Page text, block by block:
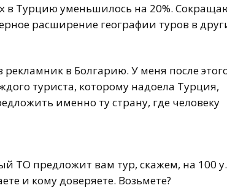
в Турцию уменьшилось на 20%.
расширение географии туров в
в Болгарию. У меня после
туриста, которому надоела Турция,
именно ту страну, где человеку
ТО предложит вам тур, скажем, на 100
и кому доверяете. Возьмете?